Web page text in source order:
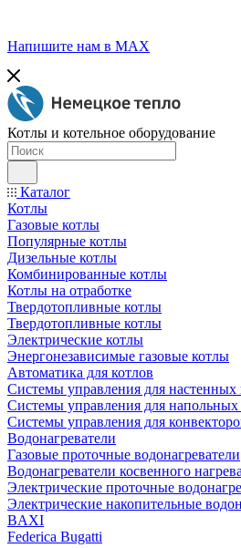
Напишите нам в МАХ
Котлы и котельное оборудование
Каталог
Котлы
Газовые котлы
Популярные котлы
Дизельные котлы
Комбинированные котлы
Котлы на отработке
Твердотопливные котлы
Твердотопливные котлы
Электрические котлы
Энергонезависимые газовые котлы
Автоматика для котлов
Системы управления для настенных
Системы управления для напольных
Системы управления для
Водонагреватели
Газовые проточные водонагреватели
Водонагреватели косвенного нагрева
Электрические проточные
Электрические накопительные
BAXI
Federica Bugatti